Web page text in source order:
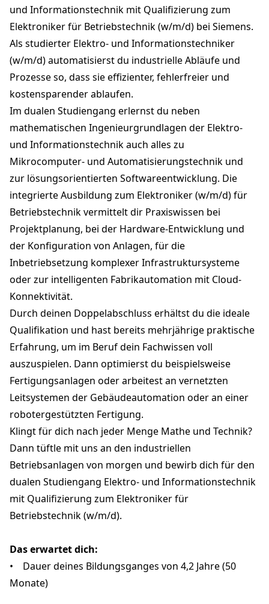
und Informationstechnik mit Qualifizierung zum
Elektroniker für Betriebstechnik (w/m/d) bei Siemens.
Als studierter Elektro- und Informationstechniker
(w/m/d) automatisierst du industrielle Abläufe und
Prozesse so, dass sie effizienter, fehlerfreier und
kostensparender ablaufen.
Im dualen Studiengang erlernst du neben
mathematischen Ingenieurgrundlagen der Elektro-
und Informationstechnik auch alles zu
Mikrocomputer- und Automatisierungstechnik und
zur lösungsorientierten Softwareentwicklung. Die
integrierte Ausbildung zum Elektroniker (w/m/d) für
Betriebstechnik vermittelt dir Praxiswissen bei
Projektplanung, bei der Hardware-Entwicklung und
der Konfiguration von Anlagen, für die
Inbetriebsetzung komplexer Infrastruktursysteme
oder zur intelligenten Fabrikautomation mit Cloud-
Konnektivität.
Durch deinen Doppelabschluss erhältst du die ideale
Qualifikation und hast bereits mehrjährige praktische
Erfahrung, um im Beruf dein Fachwissen voll
auszuspielen. Dann optimierst du beispielsweise
Fertigungsanlagen oder arbeitest an vernetzten
Leitsystemen der Gebäudeautomation oder an einer
robotergestützten Fertigung.
Klingt für dich nach jeder Menge Mathe und Technik?
Dann tüftle mit uns an den industriellen
Betriebsanlagen von morgen und bewirb dich für den
dualen Studiengang Elektro- und Informationstechnik
mit Qualifizierung zum Elektroniker für
Betriebstechnik (w/m/d).
Das erwartet dich:
• Dauer deines Bildungsganges von 4,2 Jahre (50
Monate)